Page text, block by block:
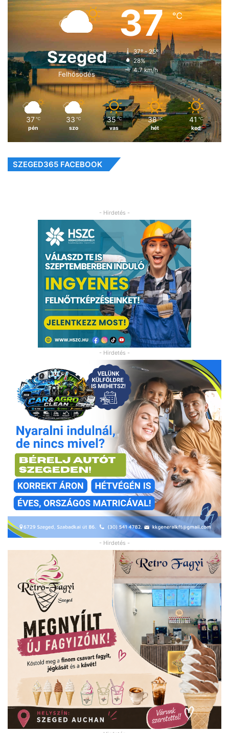
Szeged
Felhősödés
37℃
37º - 25º
28%
4.7 km/h
37 ℃
pén
33 ℃
szo
35 ℃
vas
38 ℃
hét
41 ℃
ked
SZEGED365 FACEBOOK
- Hirdetés -
- Hirdetés -
- Hirdetés -